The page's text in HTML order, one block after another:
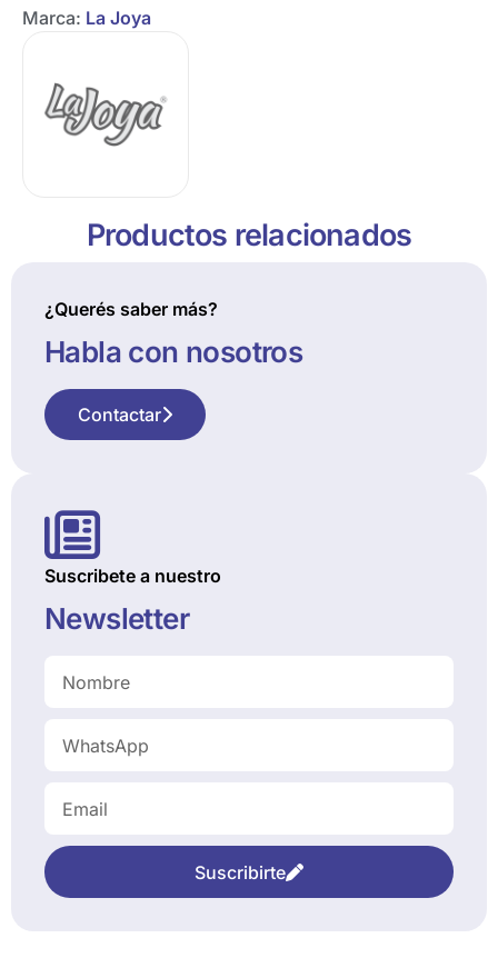
Marca: La Joya
Productos relacionados
¿Querés saber más?
Habla con nosotros
Contactar
Suscribete a nuestro
Newsletter
Suscribirte